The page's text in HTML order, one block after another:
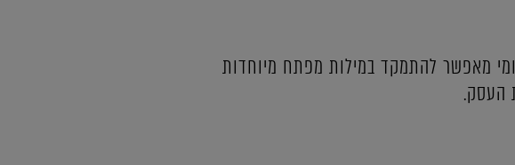
מאפשר להתמקד במילות מפתח מיוחדות
העסק.